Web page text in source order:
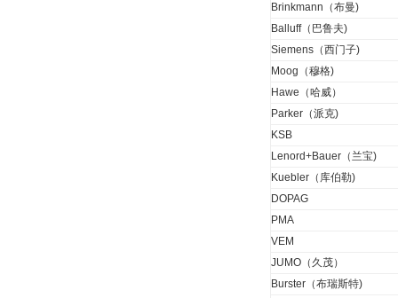
Brinkmann（布曼)
Balluff（巴鲁夫)
Siemens（西门子)
Moog（穆格)
Hawe（哈威）
Parker（派克)
KSB
Lenord+Bauer（兰宝)
Kuebler（库伯勒)
DOPAG
PMA
VEM
JUMO（久茂）
Burster（布瑞斯特)